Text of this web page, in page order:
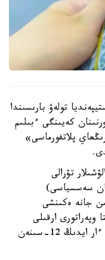
تولەۋ بارىسىندا
كەيىنگى ءبىلىم
پلاتفورماسى»
تۋرالى
سەسسياسى)
جانە ەكىنشى
ارقىلى
اشىلعان اعىمداعى شوتىنىڭ دەرەكتەرىن ءار ايدىڭ 12-سىنەن